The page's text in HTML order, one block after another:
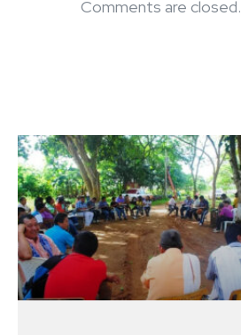
Comments are closed.